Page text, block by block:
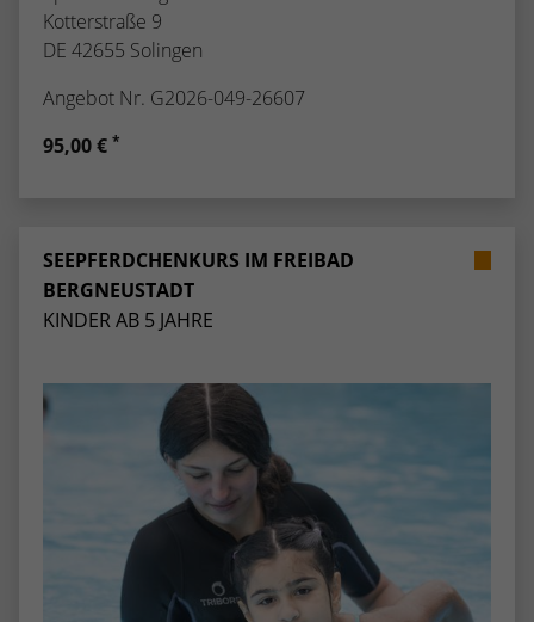
Kotterstraße 9
DE 42655 Solingen
Angebot Nr. G2026-049-26607
95,00 € *
SEEPFERDCHENKURS IM FREIBAD
BERGNEUSTADT
KINDER AB 5 JAHRE